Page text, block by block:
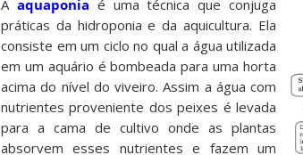
A aquaponia é uma técnica que conjuga
práticas da hidroponia e da aquicultura. Ela
consiste em um ciclo no qual a água utilizada
em um aquário é bombeada para uma horta
acima do nível do viveiro. Assim a água com
nutrientes proveniente dos peixes é levada
para a cama de cultivo onde as plantas
absorvem esses nutrientes e fazem um